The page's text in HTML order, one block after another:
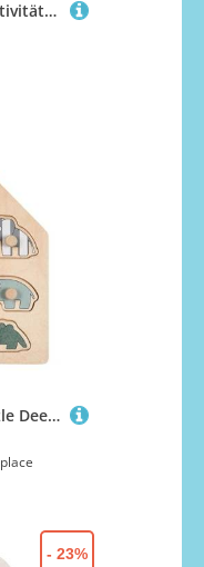
Done By Deer Elphee Aktivitätsspielzeug Musik, Powder, Babyspielzeug
Done by Deer Steckpuzzle Deer Friends Farbmix - Montessori Spielzeug, fördert die Feinmotorik - Holzspielzeug, Lernspiele - Motorikspielzeug ab 1 Jahr
- 23%